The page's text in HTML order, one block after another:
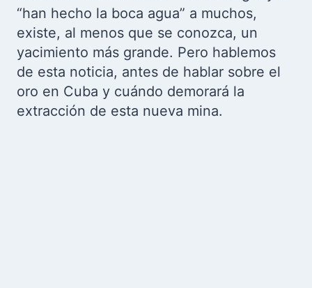
“han hecho la boca agua” a muchos,
existe, al menos que se conozca, un
yacimiento más grande. Pero hablemos
de esta noticia, antes de hablar sobre el
oro en Cuba y cuándo demorará la
extracción de esta nueva mina.